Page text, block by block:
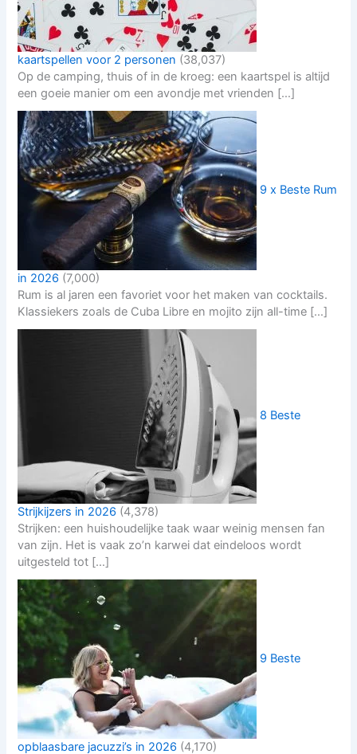
kaartspellen voor 2 personen (38,037)
Op de camping, thuis of in de kroeg: een kaartspel is altijd
een goeie manier om een avondje met vrienden […]
9 x Beste Rum
in 2026 (7,000)
Rum is al jaren een favoriet voor het maken van cocktails.
Klassiekers zoals de Cuba Libre en mojito zijn all-time […]
8 Beste
Strijkijzers in 2026 (4,378)
Strijken: een huishoudelijke taak waar weinig mensen fan
van zijn. Het is vaak zo’n karwei dat eindeloos wordt
uitgesteld tot […]
9 Beste
opblaasbare jacuzzi’s in 2026 (4,170)